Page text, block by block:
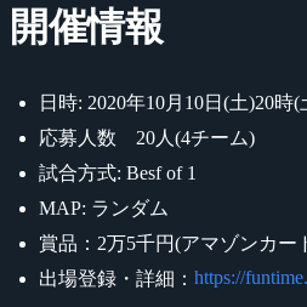
開催情報
日時: 2020年10月10日(土)20時(
応募人数 20人(4チーム)
試合方式: Besf of 1
MAP: ランダム
賞品：2万5千円(アマゾンカー
出場登録・詳細： https://